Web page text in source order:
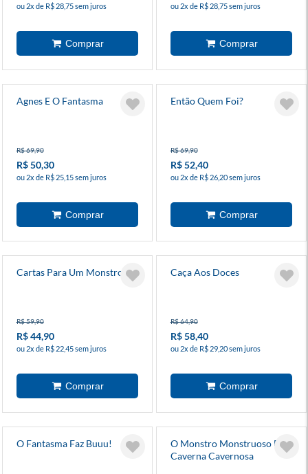
ou 2x de R$ 28,75 sem juros ou 2x de R$ 28,75 sem juros
Agnes E O Fantasma
R$ 69,90
R$ 50,30
ou 2x de R$ 25,15 sem juros
Então Quem Foi?
R$ 69,90
R$ 52,40
ou 2x de R$ 26,20 sem juros
Cartas Para Um Monstro
R$ 59,90
R$ 44,90
ou 2x de R$ 22,45 sem juros
Caça Aos Doces
R$ 64,90
R$ 58,40
ou 2x de R$ 29,20 sem juros
O Fantasma Faz Buuu!
O Monstro Monstruoso Da
Caverna Cavernosa